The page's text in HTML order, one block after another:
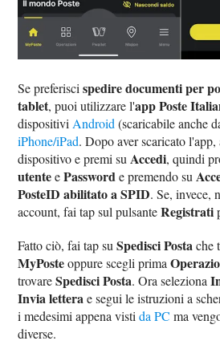
Se preferiscispedire documenti per
tablet, puoi utilizzare l'app Poste
dispositiviAndroid(scaricabile anche
iPhone/iPad. Dopo aver scaricato
dispositivo e premi suAccedi, quindi
utenteePassworde premendo su
PosteID abilitato a SPID. Se, invece,
account, fai tap sul pulsanteRegistrati
Fatto ciò, fai tap suSpedisci Postache
MyPosteoppure scegli prima
trovareSpedisci Posta. Ora seleziona
Invia letterae segui le istruzioni a
i medesimi appena vistida PC ma
diverse.